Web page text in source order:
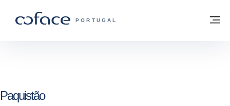
COFACE FOR TRADE - HOMEPAGE DO
PORTUGAL
Voltar à página principal
Paquistão